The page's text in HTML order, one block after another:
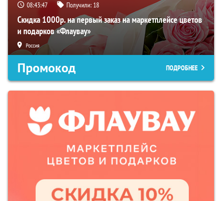
08:43:46 Получили: 18
Скидка 1000р. на первый заказ на маркетплейсе цветов
и подарков «Флаувау»
Россия
Промокод ПОДРОБНЕЕ